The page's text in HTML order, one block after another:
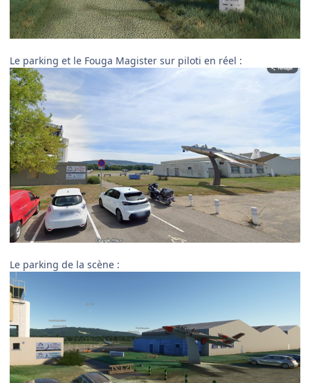
Le parking et le Fouga Magister sur piloti en réel :
Le parking de la scène :